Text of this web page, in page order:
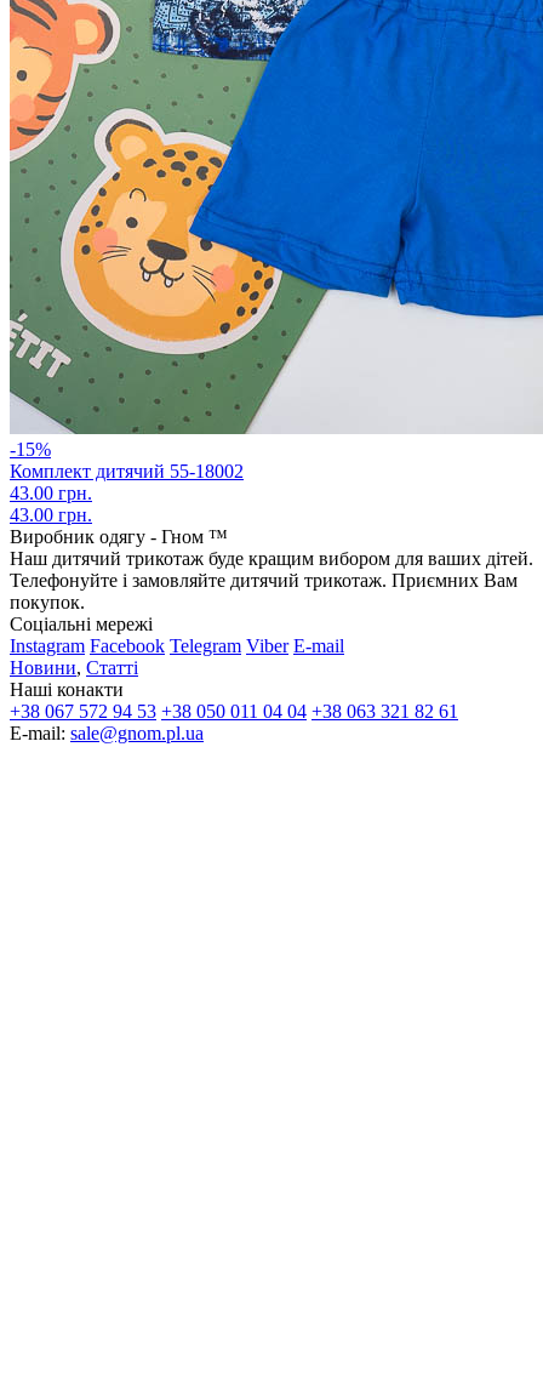
-15%
Комплект дитячий 55-18002
43.00 грн.
43.00 грн.
Виробник одягу - Гном ™
Наш дитячий трикотаж буде кращим вибором для ваших дітей.
Телефонуйте і замовляйте дитячий трикотаж. Приємних Вам
покупок.
Соціальні мережі
Instagram Facebook Telegram Viber E-mail
Новини, Статті
Наші конакти
+38 067 572 94 53 +38 050 011 04 04 +38 063 321 82 61
E-mail: sale@gnom.pl.ua